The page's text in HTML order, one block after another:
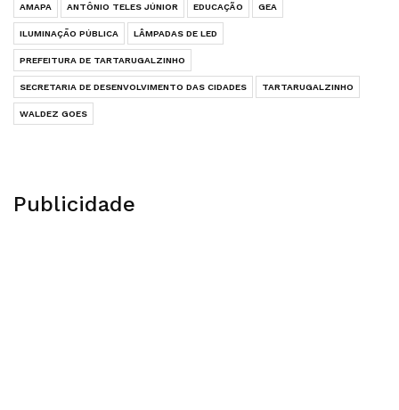
AMAPA ANTÔNIO TELES JÚNIOR EDUCAÇÃO GEA
ILUMINAÇĀO PÚBLICA LÂMPADAS DE LED
PREFEITURA DE TARTARUGALZINHO
SECRETARIA DE DESENVOLVIMENTO DAS CIDADES TARTARUGALZINHO
WALDEZ GOES
Publicidade